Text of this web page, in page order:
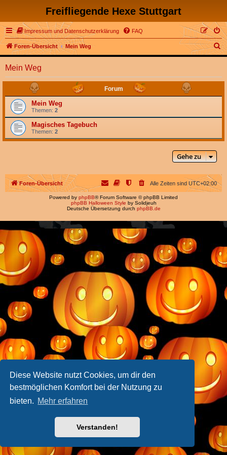
Diese Website nutzt Cookies, um dir den
bestmöglichen Komfort bei der Nutzung zu
bieten. Mehr erfahren
Verstanden!
Freifliegende Hexe Stuttgart
Impressum und Datenschutzerklärung FAQ
Foren-Übersicht Mein Weg
S
u
h
Mein Weg
Forum
Mein Weg
Themen: 2
Magisches Tagebuch
Themen: 2
Gehe zu
Foren-Übersicht Alle Zeiten sind UTC+02:00
Powered by phpBB® Forum Software © phpBB Limited
phpBB Halloween Style by Solidjeuh
Deutsche Übersetzung durch phpBB.de